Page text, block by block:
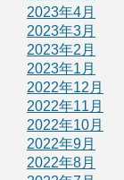
2023年4月
2023年3月
2023年2月
2023年1月
2022年12月
2022年11月
2022年10月
2022年9月
2022年8月